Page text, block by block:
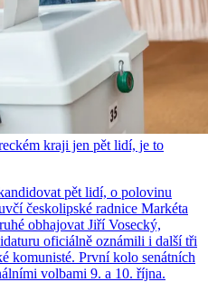
kraji jen pět lidí, je to
pět lidí, o polovinu
českolipské radnice Markéta
obhajovat Jiří Vosecký,
oficiálně oznámili i další tři
komunisté. První kolo senátních
volbami 9. a 10. října.